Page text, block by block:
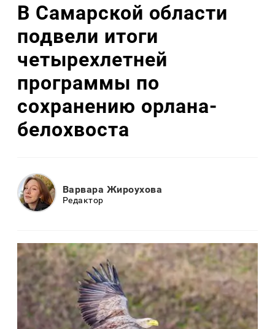
В Самарской области
подвели итоги
четырехлетней
программы по
сохранению орлана-
белохвоста
Варвара Жироухова
Редактор